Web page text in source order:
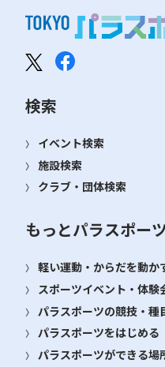
検索
イベント検索
施設検索
クラブ・団体検索
もっとパラスポー
軽い運動・からだを動か
スポーツイベント・体験
パラスポーツの競技・種
パラスポーツをはじめる
パラスポーツができる場